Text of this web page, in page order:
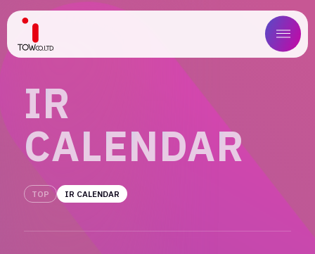
ABOUT US
WORKS
MAGAZINE
COMPANY
IR
CALENDAR
TOP IR CALENDAR